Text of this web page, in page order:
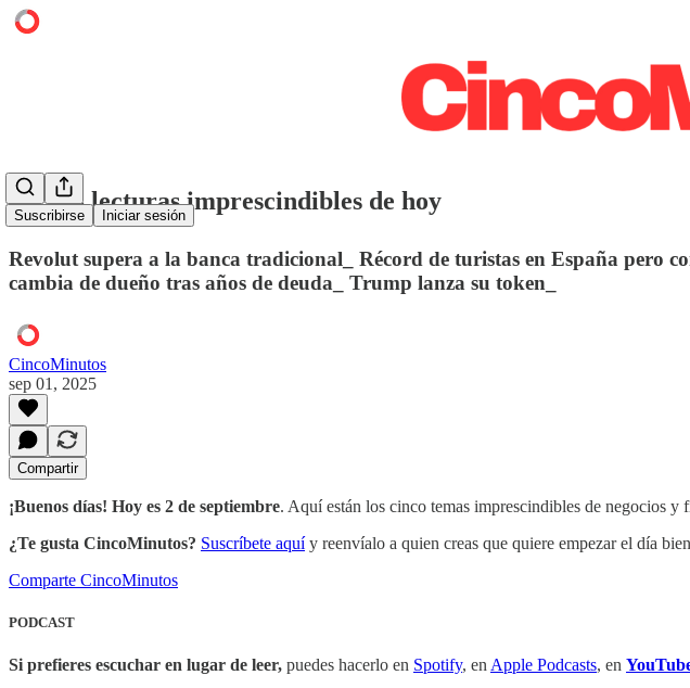
Suscribirse Iniciar sesión
⭕️ Las lecturas imprescindibles de hoy
Revolut supera a la banca tradicional_ Récord de turistas en España pero
cambia de dueño tras años de deuda_ Trump lanza su token_
CincoMinutos
sep 01, 2025
Compartir
¡Buenos días! Hoy es 2 de septiembre. Aquí están los cinco temas imprescindibles de negocios y
¿Te gusta CincoMinutos? Suscríbete aquíy reenvíalo a quien creas que quiere empezar el día
Comparte CincoMinutos
PODCAST
Si prefieres escuchar en lugar de leer, puedes hacerlo en Spotify, en Apple Podcasts, en